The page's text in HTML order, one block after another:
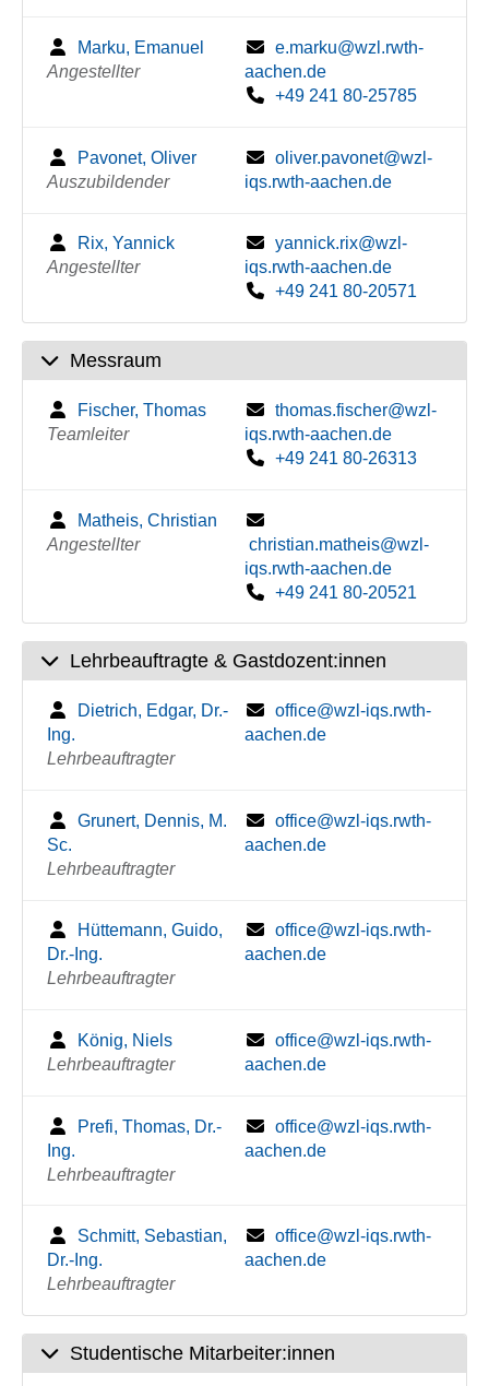
Marku, Emanuel
Angestellter
e.marku@wzl.rwth-
aachen.de
+49 241 80-25785
Pavonet, Oliver
Auszubildender
oliver.pavonet@wzl-
iqs.rwth-aachen.de
Rix, Yannick
Angestellter
yannick.rix@wzl-
iqs.rwth-aachen.de
+49 241 80-20571
Messraum
Fischer, Thomas
Teamleiter
thomas.fischer@wzl-
iqs.rwth-aachen.de
+49 241 80-26313
Matheis, Christian
Angestellter
christian.matheis@wzl-
iqs.rwth-aachen.de
+49 241 80-20521
Lehrbeauftragte & Gastdozent:innen
Dietrich, Edgar, Dr.-
Ing.
Lehrbeauftragter
office@wzl-iqs.rwth-
aachen.de
Grunert, Dennis, M.
Sc.
Lehrbeauftragter
office@wzl-iqs.rwth-
aachen.de
Hüttemann, Guido,
Dr.-Ing.
Lehrbeauftragter
office@wzl-iqs.rwth-
aachen.de
König, Niels
Lehrbeauftragter
office@wzl-iqs.rwth-
aachen.de
Prefi, Thomas, Dr.-
Ing.
Lehrbeauftragter
office@wzl-iqs.rwth-
aachen.de
Schmitt, Sebastian,
Dr.-Ing.
Lehrbeauftragter
office@wzl-iqs.rwth-
aachen.de
Studentische Mitarbeiter:innen